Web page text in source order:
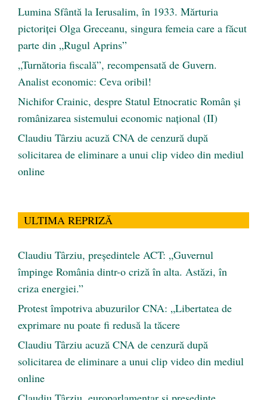
Lumina Sfântă la Ierusalim, în 1933. Mărturia
pictoriței Olga Greceanu, singura femeia care a făcut
parte din „Rugul Aprins”
„Turnătoria fiscală”, recompensată de Guvern.
Analist economic: Ceva oribil!
Nichifor Crainic, despre Statul Etnocratic Român şi
românizarea sistemului economic naţional (II)
Claudiu Târziu acuză CNA de cenzură după
solicitarea de eliminare a unui clip video din mediul
online
ULTIMA REPRIZĂ
Claudiu Târziu, președintele ACT: „Guvernul
împinge România dintr-o criză în alta. Astăzi, în
criza energiei.”
Protest împotriva abuzurilor CNA: „Libertatea de
exprimare nu poate fi redusă la tăcere
Claudiu Târziu acuză CNA de cenzură după
solicitarea de eliminare a unui clip video din mediul
online